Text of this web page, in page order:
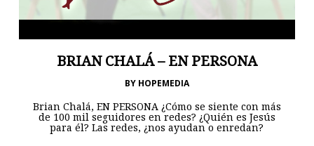
BRIAN CHALÁ – EN PERSONA
BY HOPEMEDIA
Brian Chalá, EN PERSONA ¿Cómo se siente con más
de 100 mil seguidores en redes? ¿Quién es Jesús
para él? Las redes, ¿nos ayudan o enredan?